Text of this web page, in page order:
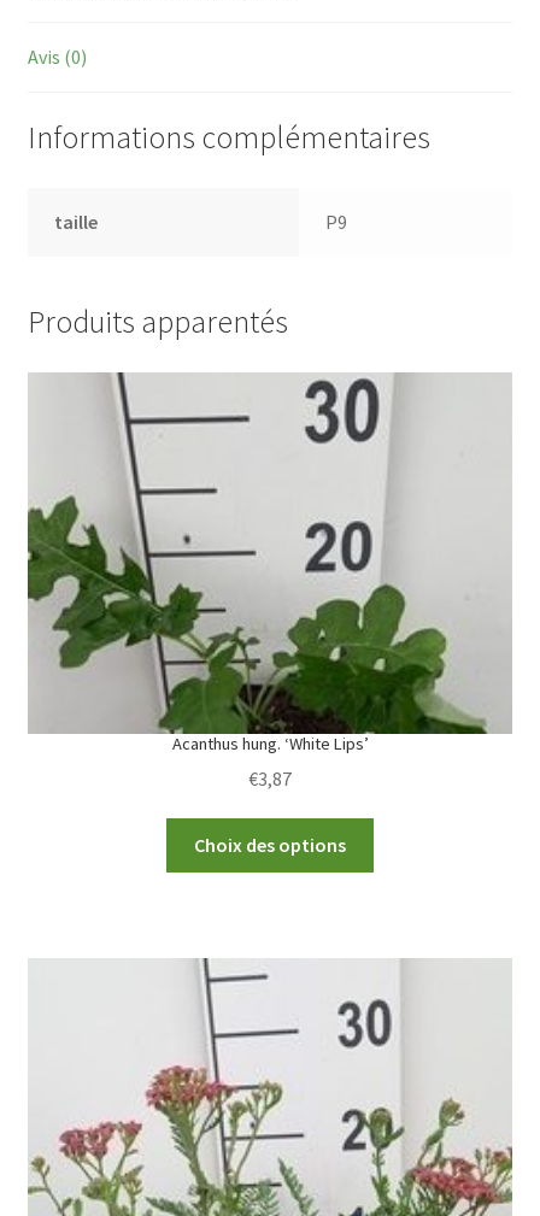
Avis (0)
Informations complémentaires
taille P9
Produits apparentés
Acanthus hung. ‘White Lips’
€3,87
Choix des options
options
may
chosen
on
the
product